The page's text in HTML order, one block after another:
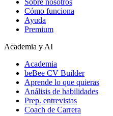
Sobre nosotros
Cómo funciona
Ayuda
Premium
Academia y AI
Academia
beBee CV Builder
Aprende lo que quieras
Análisis de habilidades
Prep. entrevistas
Coach de Carrera